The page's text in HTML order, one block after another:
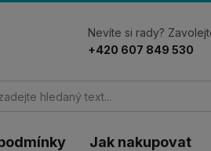
Jak nakupovat
Nevíte si rady?
+420 607 849 530